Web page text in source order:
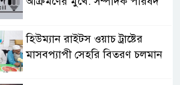
হিউম্যান রাইটস ওয়াচ ট্রাষ্টের
মাসবপ্যাপী সেহরি বিতরণ চলমান